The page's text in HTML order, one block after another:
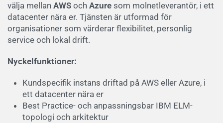
välja mellan AWS och Azure som molnetleverantör, i ett
datacenter nära er. Tjänsten är utformad för
organisationer som värderar flexibilitet, personlig
service och lokal drift.
Nyckelfunktioner:
Kundspecifik instans driftad på AWS eller Azure, i
ett datacenter nära er
Best Practice- och anpassningsbar IBM ELM-
topologi och arkitektur